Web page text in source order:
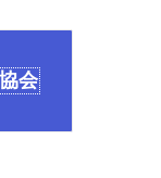
会